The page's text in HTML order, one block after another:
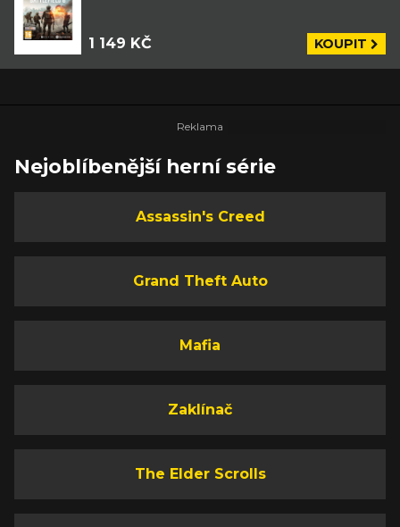
1 149 KČ KOUPIT
Nejoblíbenější herní série
Assassin's Creed
Grand Theft Auto
Mafia
Zaklínač
The Elder Scrolls